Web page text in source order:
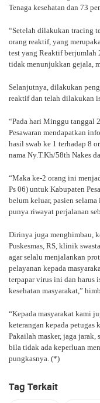
Tenaga kesehatan dan 73
“Setelah dilakukan tracing
orang reaktif, yang
test yang Reaktif berjumlah
tidak menunjukkan gejala,
Selanjutnya, dilakukan
reaktif dan telah dilakukan
“Pada hari Minggu tanggal
Pesawaran mendapatkan
hasil swab ke 1 terhadap 8
nama Ny.T.Kh/58th Nakes
“Maka ke-2 orang ini
Ps 06) untuk Kabupaten
belum keluar, pasien
punya riwayat perjalanan
Dirinya juga menghimbau,
Puskesmas, RS, klinik
agar selalu menjalankan
pelayanan kepada
terpapar virus ini dan harus
kesehatan masyarakat,”
“Kepada masyarakat kami
keterangan kepada petugas
Pakailah masker, jaga
bila tidak ada keperluan
pungkasnya. (*)
Tag Terkait